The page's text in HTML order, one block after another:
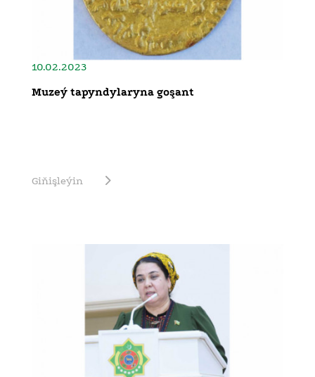
10.02.2023
Muzeý tapyndylaryna goşant
Giňişleýin